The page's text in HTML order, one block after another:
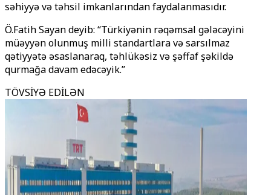
səhiyyə və təhsil imkanlarından faydalanmasıdır.
Ö.Fatih Sayan deyib: “Türkiyənin rəqəmsal gələcəyini
müəyyən olunmuş milli standartlara və sarsılmaz
qətiyyətə əsaslanaraq, təhlükəsiz və şəffaf şəkildə
qurmağa davam edəcəyik.”
TÖVSİYƏ EDİLƏN